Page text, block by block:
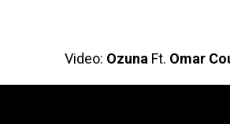
Video: Ozuna Ft. Omar